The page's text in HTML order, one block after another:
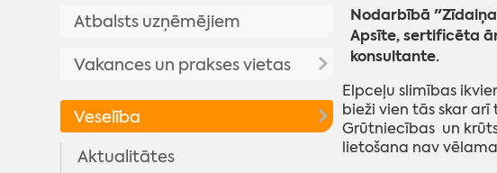
Resursu karte
Brīvais laiks
jauniešu centri
Dzīvesvieta
Aktualitātes
Informācija par konkursiem
Līdzdalības budžets
Konsultatīvās padomes
pasākumiem
Atbalsts uzņēmējiem
Vakances un prakses vietas
Vakances
Pieejamās prakses vietas
Veselība
Aktualitātes
Nodarbībā
Apsīte, sertificēta
konsultante.
Elpceļu slimības
bieži vien tās skar
Grūtniecības un
lietošana nav